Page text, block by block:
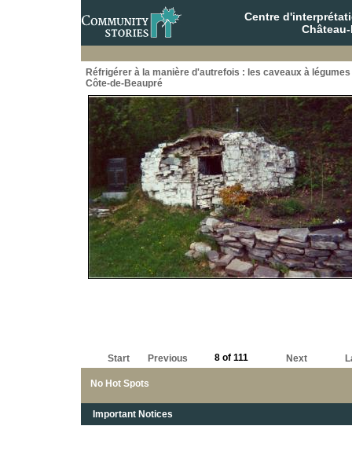
Centre
Réfrigérer à la manière d'autrefois : les caveaux à légumes
Côte-de-Beaupré
No Hot Spots
Start Previous 8 of 111 Next
Important Notices